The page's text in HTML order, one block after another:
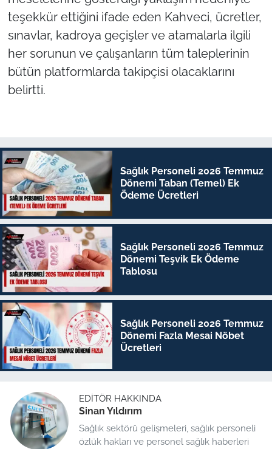
teşekkür ettiğini ifade eden Kahveci, ücretler,
sınavlar, kadroya geçişler ve atamalarla ilgili
her sorunun ve çalışanların tüm taleplerinin
bütün platformlarda takipçisi olacaklarını
belirtti.
Sağlık Personeli 2026 Temmuz
Dönemi Taban (Temel) Ek
Ödeme Ücretleri
Sağlık Personeli 2026 Temmuz
Dönemi Teşvik Ek Ödeme
Tablosu
Sağlık Personeli 2026 Temmuz
Dönemi Fazla Mesai Nöbet
Ücretleri
EDITÖR HAKKINDA
Sinan Yıldırım
Sağlık sektörü gelişmeleri, sağlık personeli
özlük hakları ve personel sağlık haberleri